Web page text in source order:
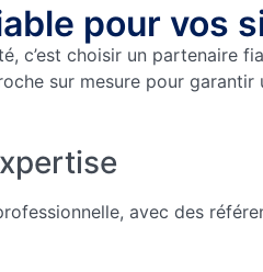
pour vos
c’est choisir un partenaire
sur mesure pour garantir
avec des